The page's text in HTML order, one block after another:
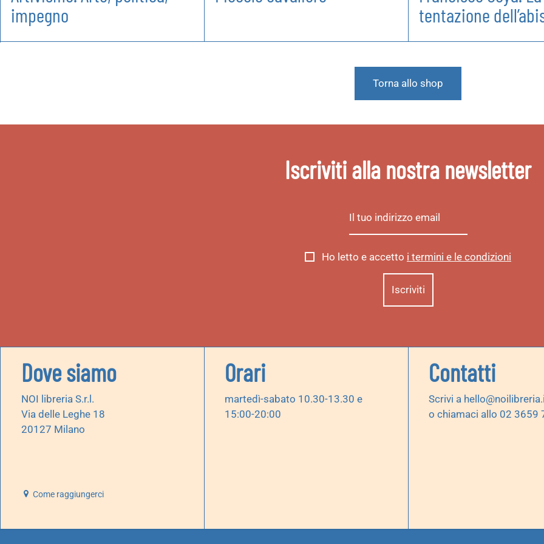
impegno
tentazione
Torna allo shop
Iscriviti alla nostra newsletter
Ho letto e accetto i termini e le condizioni
Dove siamo
NOI libreria S.r.l.
Via delle Leghe 18
20127 Milano
Come raggiungerci
Orari
martedì-sabato 10.30-13.30 e
15:00-20:00
Contatti
Scrivi a
o chiamaci allo 02 3659